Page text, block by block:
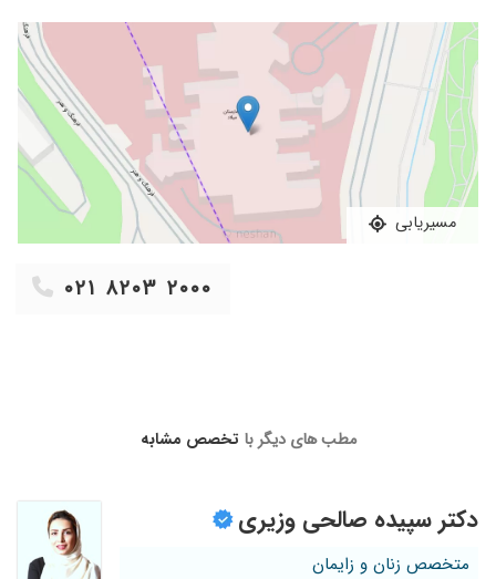
مسیریابی
۰۲۱ ۸۲۰۳ ۲۰۰۰
مطب های دیگر با تخصص مشابه
دکتر سپیده صالحی وزیری
متخصص زنان و زایمان